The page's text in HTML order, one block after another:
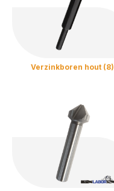
Verzinkboren hout (8)